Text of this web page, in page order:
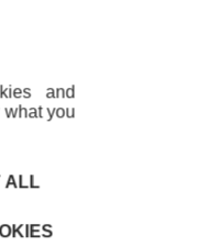
désinfection.
and
you
ALL